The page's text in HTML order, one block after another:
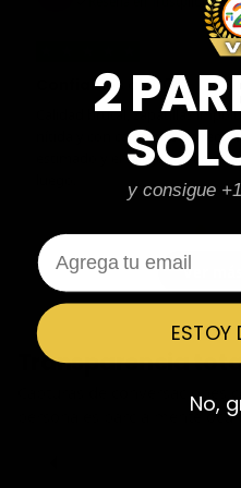
Confiables al 100%
Calidad brutal, zapatillas
nítida y con calcetines de
estimado y el tallaje correcto
Ver
Transparencia
Capturas de conversaciones
personales parcialmente
2
y consigue
Email
ESTOY
No,